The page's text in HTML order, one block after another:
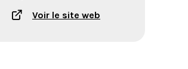
Voir le site web